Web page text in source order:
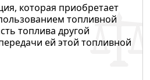
которая приобретает
топливной
топлива другой
ей этой топливной